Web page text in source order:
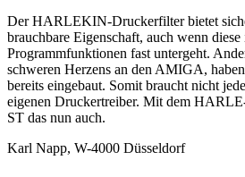
Der HARLEKIN-Druckerfilter bietet
brauchbare Eigenschaft, auch wenn
Programmfunktionen fast untergeht.
schweren Herzens an den AMIGA,
bereits eingebaut. Somit braucht nicht
eigenen Druckertreiber. Mit dem
ST das nun auch.
Karl Napp, W-4000 Düsseldorf